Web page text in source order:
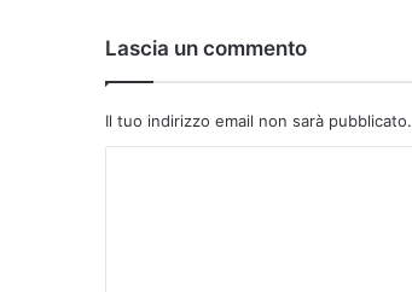
Lascia un commento
Il tuo indirizzo email non sarà pubblicato.